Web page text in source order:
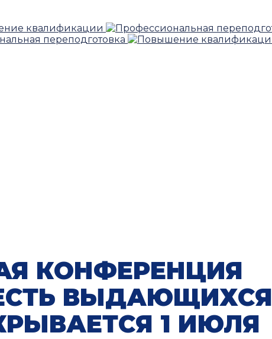
КОНФЕРЕНЦИЯ
ВЫДАЮЩИХСЯ
1 ИЮЛЯ